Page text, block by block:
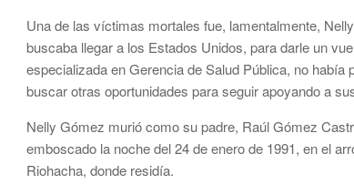
Una de las víctimas mortales fue, lamentalmente,
buscaba llegar a los Estados Unidos, para darle un
especializada en Gerencia de Salud Pública, no
buscar otras oportunidades para seguir apoyando a
Nelly Gómez murió como su padre, Raúl Gómez
emboscado la noche del 24 de enero de 1991, en el
Riohacha, donde residía.